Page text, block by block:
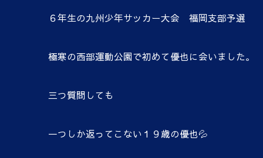
６年生の九州少年サッカー大会 福岡支部予選
極寒の西部運動公園で初めて優也に会いました。
三つ質問しても
一つしか返ってこない１９歳の優也💦